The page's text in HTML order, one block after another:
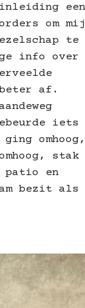
een
om mij
te
info over
af.
iets
omhoog,
stak
patio en
bezit als